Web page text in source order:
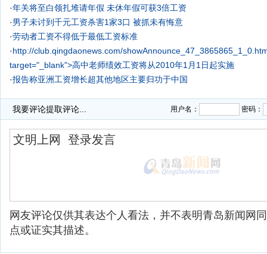
·年关将至白领扎堆请年假 未休年假可获3倍工资
·男子未讨到千元工资杀害1家3口 被抓未有悔意
·劳动者工资不得低于最低工资标准
·http://club.qingdaonews.com/
target="_blank">高中老师绩效工资将从2010年1月1日起实施
·报告称亚洲工资增长超其他地区主要归功于中国
我要评论提取评论... 用户名： 密码：
网友评论仅供其表达个人看法，并不表明青岛新闻网
点或证实其描述。